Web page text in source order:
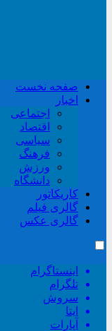
صفحه نخست
اخبار
اجتماعی
اقتصاد
سیاسی
فرهنگ
ورزش
دانشگاه
کاریکاتور
گالری فیلم
گالری عکس
اینستاگرام
تلگرام
سروش
ایتا
آپارات